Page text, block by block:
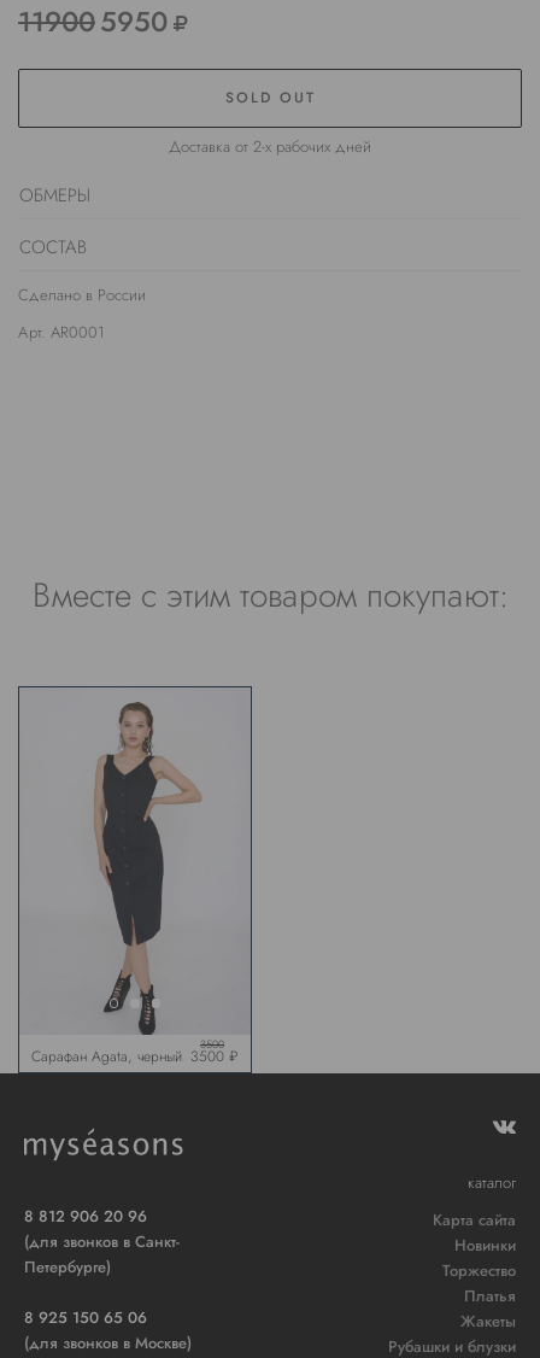
119005950
SOLD OUT
Доставка от 2-х рабочих дней
ОБМЕРЫ
СОСТАВ
Сделано в России
Арт. AR0001
Вместе с этим товаром покупают:
Сарафан Agata, черный
3500
3500 ₽
8 812 906 20 96
(для звонков в Санкт-
Петербурге)
8 925 150 65 06
(для звонков в Москве)
каталог
Карта сайта
Новинки
Торжество
Платья
Жакеты
Рубашки и блузки